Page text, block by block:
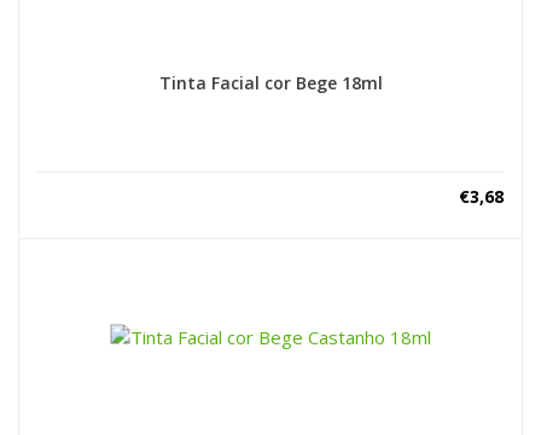
Tinta Facial cor Bege 18ml
€3,68